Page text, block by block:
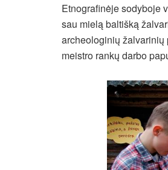
Etnografinėje sodyboje
sau mielą baltišką
archeologinių žalvarinių
meistro rankų darbo